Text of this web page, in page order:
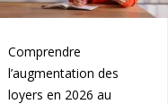
Comprendre
l’augmentation des
loyers en 2026 au